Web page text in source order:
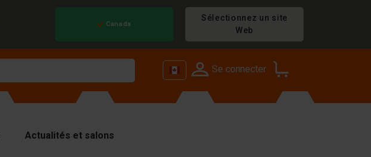
Canada
Sélectionnez un site
Web
Se connecter
Actualités et salons